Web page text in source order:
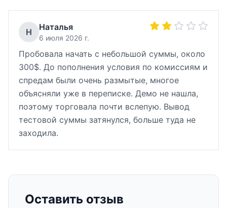
Н Наталья
6 июля 2026 г.
Пробовала начать с небольшой суммы, около
300$. До пополнения условия по комиссиям и
спредам были очень размытые, многое
объясняли уже в переписке. Демо не нашла,
поэтому торговала почти вслепую. Вывод
тестовой суммы затянулся, больше туда не
заходила.
Оставить отзыв